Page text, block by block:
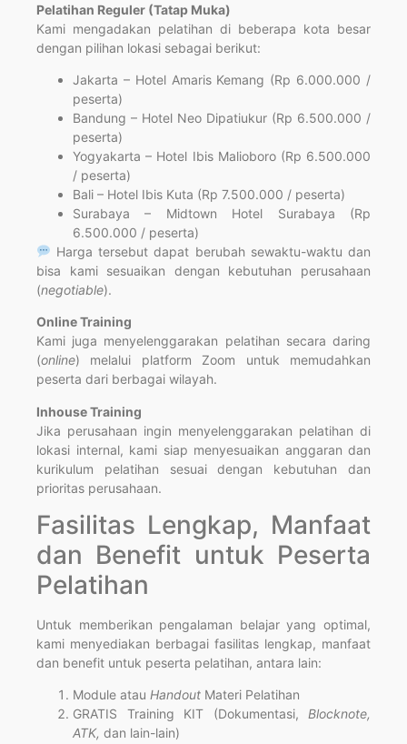
Pelatihan Reguler (Tatap Muka)
Kami mengadakan pelatihan di beberapa kota besar
dengan pilihan lokasi sebagai berikut:
Jakarta – Hotel Amaris Kemang (Rp 6.000.000 /
peserta)
Bandung – Hotel Neo Dipatiukur (Rp 6.500.000 /
peserta)
Yogyakarta – Hotel Ibis Malioboro (Rp 6.500.000
/ peserta)
Bali – Hotel Ibis Kuta (Rp 7.500.000 / peserta)
Surabaya – Midtown Hotel Surabaya (Rp
6.500.000 / peserta)
Harga tersebut dapat berubah sewaktu-waktu dan
bisa kami sesuaikan dengan kebutuhan perusahaan
(negotiable).
Online Training
Kami juga menyelenggarakan pelatihan secara daring
(online) melalui platform Zoom untuk memudahkan
peserta dari berbagai wilayah.
Inhouse Training
Jika perusahaan ingin menyelenggarakan pelatihan di
lokasi internal, kami siap menyesuaikan anggaran dan
kurikulum pelatihan sesuai dengan kebutuhan dan
prioritas perusahaan.
Fasilitas Lengkap, Manfaat
dan Benefit untuk Peserta
Pelatihan
Untuk memberikan pengalaman belajar yang optimal,
kami menyediakan berbagai fasilitas lengkap, manfaat
dan benefit untuk peserta pelatihan, antara lain:
Module atau Handout Materi Pelatihan
GRATIS Training KIT (Dokumentasi, Blocknote,
ATK, dan lain-lain)